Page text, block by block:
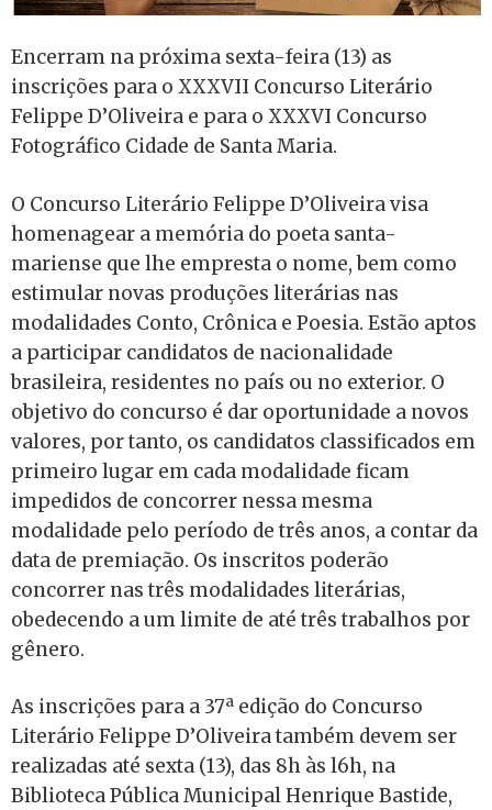
Encerram na próxima sexta-feira (13) as
inscrições para o XXXVII Concurso Literário
Felippe D’Oliveira e para o XXXVI Concurso
Fotográfico Cidade de Santa Maria.
O Concurso Literário Felippe D’Oliveira visa
homenagear a memória do poeta santa-
mariense que lhe empresta o nome, bem como
estimular novas produções literárias nas
modalidades Conto, Crônica e Poesia. Estão aptos
a participar candidatos de nacionalidade
brasileira, residentes no país ou no exterior. O
objetivo do concurso é dar oportunidade a novos
valores, por tanto, os candidatos classificados em
primeiro lugar em cada modalidade ficam
impedidos de concorrer nessa mesma
modalidade pelo período de três anos, a contar da
data de premiação. Os inscritos poderão
concorrer nas três modalidades literárias,
obedecendo a um limite de até três trabalhos por
gênero.
As inscrições para a 37ª edição do Concurso
Literário Felippe D’Oliveira também devem ser
realizadas até sexta (13), das 8h às l6h, na
Biblioteca Pública Municipal Henrique Bastide,